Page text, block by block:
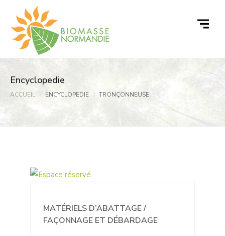
contenu
Encyclopedie
ACCUEIL ENCYCLOPEDIE TRONÇONNEUSE
MATÉRIELS D’ABATTAGE /
FAÇONNAGE ET DÉBARDAGE